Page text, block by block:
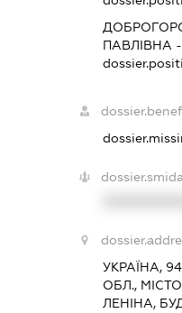
ПАВЛІВНА -
УКРАЇНА,
ОБЛ.,
ЛЕНІНА,